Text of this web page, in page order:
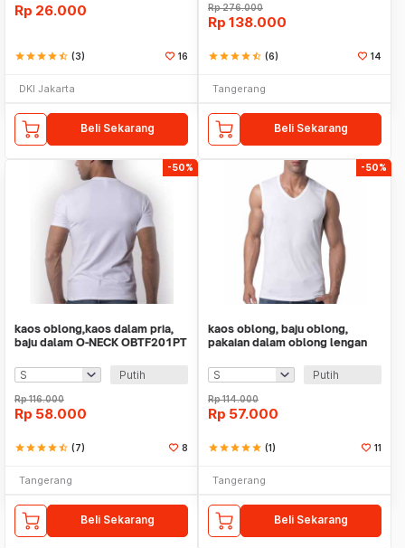
Rp 26.000
starstarstarstarstar_half (3) 16
DKI Jakarta
Beli Sekarang
Rp276.000
Rp 138.000
starstarstarstarstar_half (6) 14
Tangerang
Beli Sekarang
-50%
kaos oblong,kaos dalam pria,
baju dalam O-NECK OBTF201PT
Putih
Rp116.000
Rp 58.000
starstarstarstarstar_half (7) 8
Tangerang
Beli Sekarang
-50%
kaos oblong, baju oblong,
pakaian dalam oblong lengan
Putih
Rp114.000
Rp 57.000
starstarstarstarstar (1) 11
Tangerang
Beli Sekarang